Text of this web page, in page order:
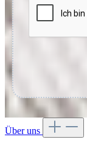
Über uns